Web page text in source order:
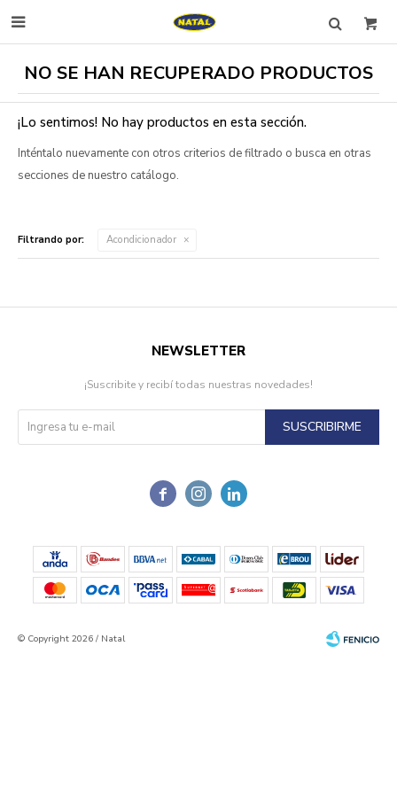

NO SE HAN RECUPERADO PRODUCTOS
¡Lo sentimos! No hay productos en esta sección.
Inténtalo nuevamente con otros criterios de filtrado o busca en otras
secciones de nuestro catálogo.
Filtrando por: Acondicionador
  
NEWSLETTER
¡Suscribite y recibí todas nuestras novedades!
SUSCRIBIRME
© Copyright 2026 / Natal